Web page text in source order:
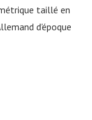
taillé en
d'époque